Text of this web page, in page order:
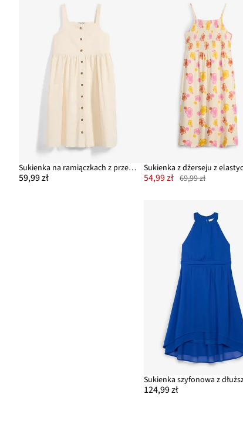
Sukienka na ramiączkach z przewiewnej mieszanki lnu
59,99 zł 54,99 zł 69,99 zł
124,99 zł